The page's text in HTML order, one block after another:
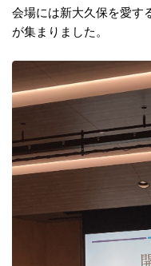
会場には新大久保を愛す
が集まりました。